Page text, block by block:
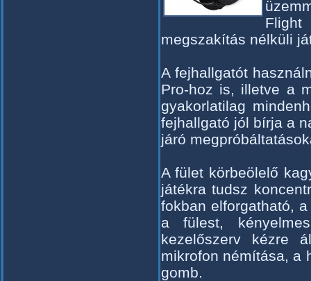
Flight
megszakítás nélküli
A fejhallgatót
Pro-hoz is, illetve a
gyakorlatilag
fejhallgató jól bírja a
járó
A fület körbeölelő
játékra tudsz
fokban elforgatható,
a fülest,
kezelőszerv kézre
mikrofon némítása, a
gomb.